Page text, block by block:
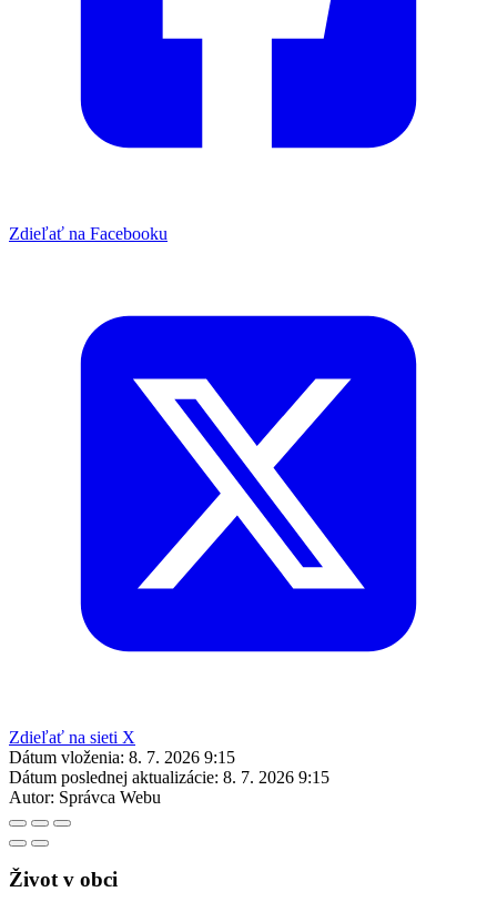
Zdieľať na Facebooku
Zdieľať na sieti X
Dátum vloženia: 8. 7. 2026 9:15
Dátum poslednej aktualizácie: 8. 7. 2026 9:15
Autor: Správca Webu
Život v obci